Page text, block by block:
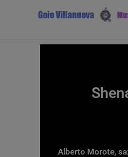
Alberto Morote,